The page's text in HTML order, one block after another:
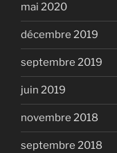
mai 2020
décembre 2019
septembre 2019
juin 2019
novembre 2018
septembre 2018